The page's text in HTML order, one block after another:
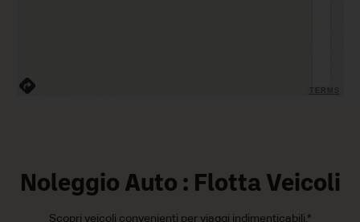
Noleggio Auto : Flotta Veicoli
Scopri veicoli convenienti per viaggi indimenticabili.*